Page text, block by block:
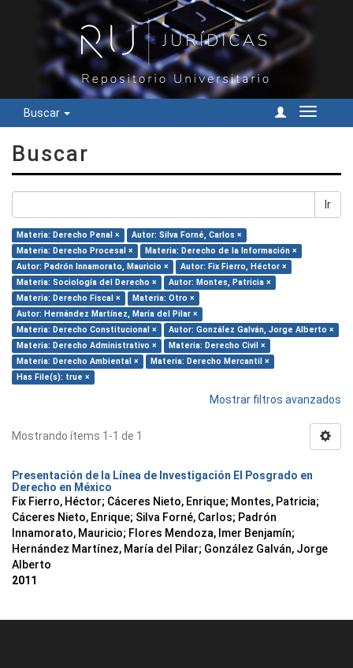
Buscar
Cambiar
Buscar
Ir
Materia: Derecho Penal ×
Autor: Silva Forné, Carlos ×
Materia: Derecho Procesal ×
Materia: Derecho de la Información ×
Autor: Padrón Innamorato, Mauricio ×
Autor: Fix Fierro, Héctor ×
Materia: Sociología del Derecho ×
Autor: Montes, Patricia ×
Materia: Derecho Fiscal ×
Materia: Otro ×
Autor: Hernández Martínez, María del Pilar ×
Materia: Derecho Constitucional ×
Autor: González Galván, Jorge Alberto ×
Materia: Derecho Administrativo ×
Materia: Derecho Civil ×
Materia: Derecho Ambiental ×
Materia: Derecho Mercantil ×
Has File(s): true ×
Mostrar filtros avanzados
Mostrando ítems 1-1 de 1
Presentación de la Línea de Investigación El Posgrado en
Derecho en México
Fix Fierro, Héctor; Cáceres Nieto, Enrique; Montes, Patricia;
Cáceres Nieto, Enrique; Silva Forné, Carlos; Padrón
Innamorato, Mauricio; Flores Mendoza, Imer Benjamín;
Hernández Martínez, María del Pilar; González Galván, Jorge
Alberto
2011